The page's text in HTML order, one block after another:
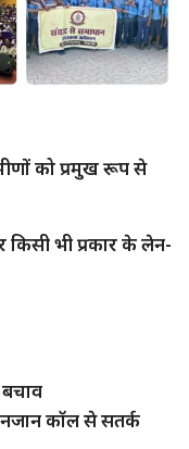
को प्रमुख रूप से
भी प्रकार के लेन-
कॉल से सतर्क